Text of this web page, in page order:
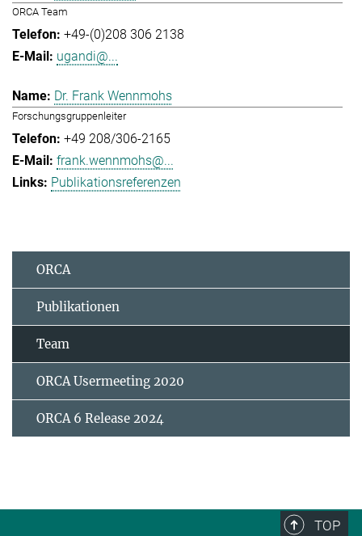
ORCA Team
+49-(0)208 306 2138
ugandi@...
Dr. Frank Wennmohs
Forschungsgruppenleiter
+49 208/306-2165
frank.wennmohs@...
Publikationsreferenzen
ORCA
Publikationen
Team
ORCA Usermeeting 2020
ORCA 6 Release 2024
TOP